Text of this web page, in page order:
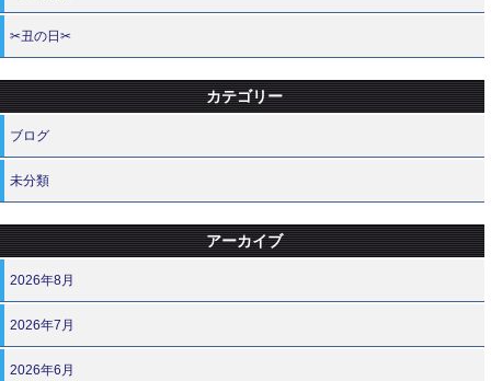
✂丑の日✂
カテゴリー
ブログ
未分類
アーカイブ
2026年8月
2026年7月
2026年6月